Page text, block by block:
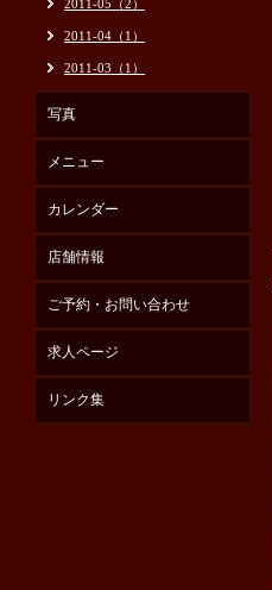
2011-05（2）
2011-04（1）
2011-03（1）
写真
メニュー
カレンダー
店舗情報
ご予約・お問い合わせ
求人ページ
リンク集